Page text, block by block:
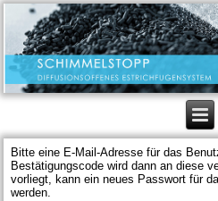
Bitte eine E-Mail-Adresse für das
Bestätigungscode wird dann an diese
vorliegt, kann ein neues Passwort für
werden.